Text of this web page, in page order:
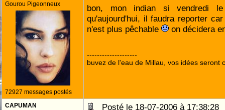
Gourou Pigeonneux
72927 messages postés
bon, mon indian si vendredi
qu'aujourd'hui, il faudra reporter
n'est plus pêchable
on décidera
--------------------
buvez de l'eau de Millau, vos idées seront
CAPUMAN
Posté le 18-07-2006 à